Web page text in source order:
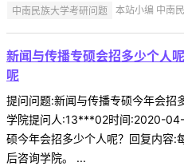
中南民族大学考研问题 本站小编 中南
新闻与传播专硕会招多少个人
呢
提问问题:新闻与传播专硕今年会招
学院提问人:13***02时间:2020-
硕今年会招多少个人呢？回复内容:
后咨询学院。 ...